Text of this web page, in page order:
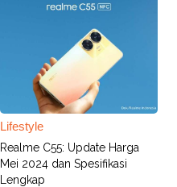
Lifestyle
Realme C55: Update Harga
Mei 2024 dan Spesifikasi
Lengkap